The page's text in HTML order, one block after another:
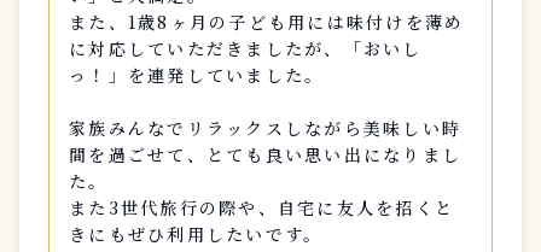
また、1歳8ヶ月の子ども用には味付けを薄め
に対応していただきましたが、「おいし
っ！」を連発していました。
家族みんなでリラックスしながら美味しい時
間を過ごせて、とても良い思い出になりまし
た。
また3世代旅行の際や、自宅に友人を招くと
きにもぜひ利用したいです。